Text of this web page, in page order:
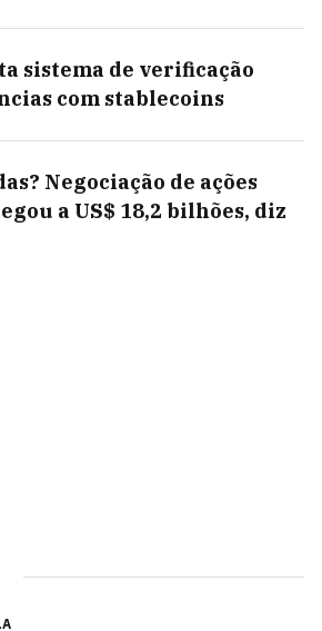
sistema de verificação
com stablecoins
Negociação de ações
a US$ 18,2 bilhões, diz